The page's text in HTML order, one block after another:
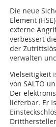
Die neue
Element
externe
verbessert
der
verwalten
Vielseitigkeit
von SALTO
Der
lieferbar. Er